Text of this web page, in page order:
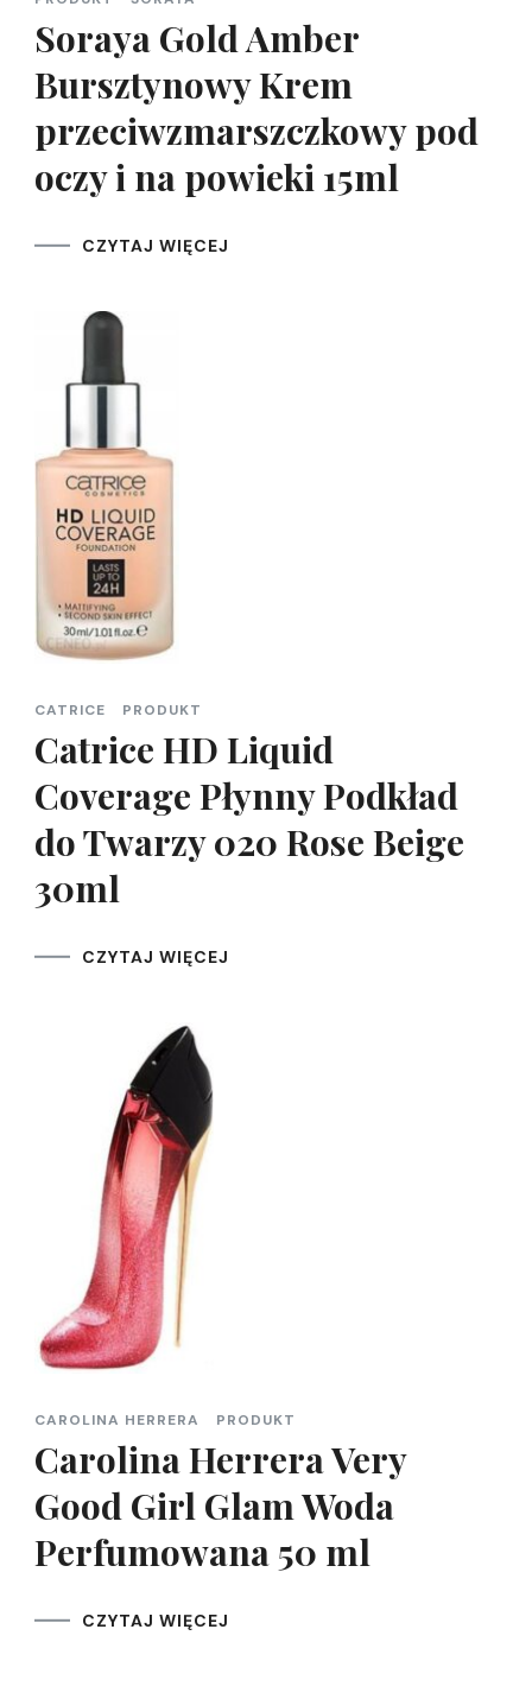
Soraya Gold Amber
Bursztynowy Krem
przeciwzmarszczkowy pod
oczy i na powieki 15ml
CZYTAJ WIĘCEJ
CATRICE PRODUKT
Catrice HD Liquid
Coverage Płynny Podkład
do Twarzy 020 Rose Beige
30ml
CZYTAJ WIĘCEJ
CAROLINA HERRERA PRODUKT
Carolina Herrera Very
Good Girl Glam Woda
Perfumowana 50 ml
CZYTAJ WIĘCEJ